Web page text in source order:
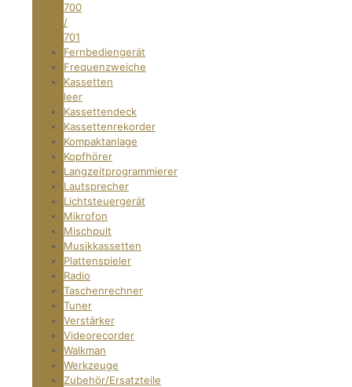
700
/
701
Fernbediengerät
Frequenzweiche
Kassetten
leer
Kassettendeck
Kassettenrekorder
Kompaktanlage
Kopfhörer
Langzeitprogrammierer
Lautsprecher
Lichtsteuergerät
Mikrofon
Mischpult
Musikkassetten
Plattenspieler
Radio
Taschenrechner
Tuner
Verstärker
Videorecorder
Walkman
Werkzeuge
Zubehör/Ersatzteile